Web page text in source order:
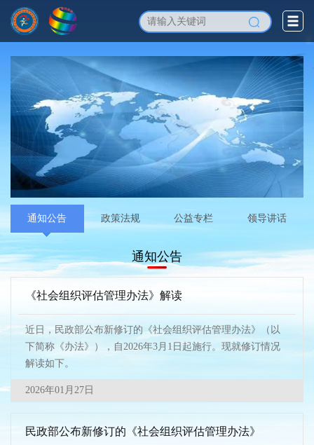
通知公告 政策法规 公益专栏 领导讲话
通知公告
《社会组织评估管理办法》解读
近日，民政部公布新修订的《社会组织评估管理办法》（以
下简称《办法》），自2026年3月1日起施行。现就修订情况
解读如下。
2026年01月27日
民政部公布新修订的《社会组织评估管理办法》